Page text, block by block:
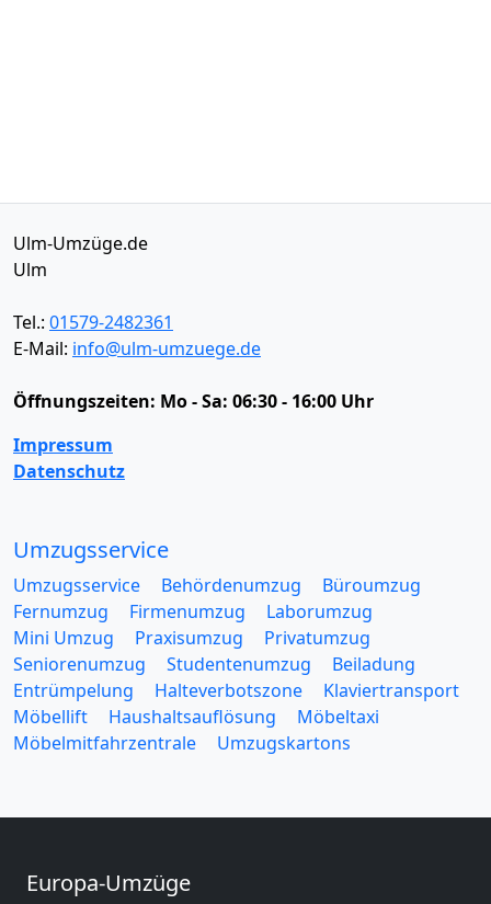
Ulm-Umzüge.de
Ulm
Tel.: 01579-2482361
E-Mail: info@ulm-umzuege.de
Öffnungszeiten: Mo - Sa: 06:30 - 16:00 Uhr
Impressum
Datenschutz
Umzugsservice
Umzugsservice Behördenumzug
Büroumzug
Fernumzug
Firmenumzug
Laborumzug
Mini Umzug
Praxisumzug
Privatumzug
Seniorenumzug
Studentenumzug
Beiladung
Entrümpelung
Halteverbotszone
Klaviertransport
Möbellift
Haushaltsauflösung
Möbeltaxi
Möbelmitfahrzentrale
Umzugskartons
Europa-Umzüge